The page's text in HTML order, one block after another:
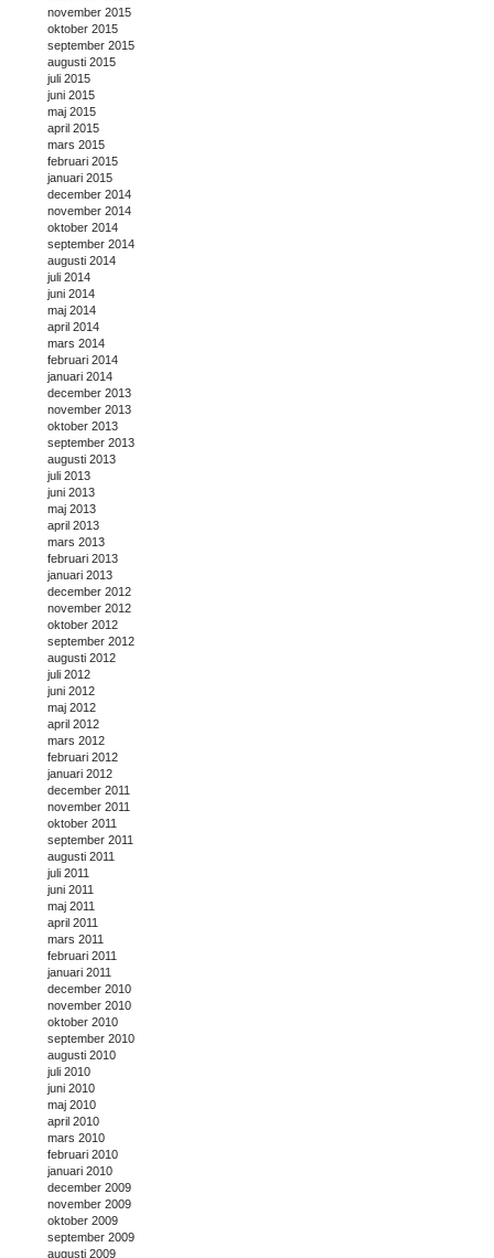
november 2015
oktober 2015
september 2015
augusti 2015
juli 2015
juni 2015
maj 2015
april 2015
mars 2015
februari 2015
januari 2015
december 2014
november 2014
oktober 2014
september 2014
augusti 2014
juli 2014
juni 2014
maj 2014
april 2014
mars 2014
februari 2014
januari 2014
december 2013
november 2013
oktober 2013
september 2013
augusti 2013
juli 2013
juni 2013
maj 2013
april 2013
mars 2013
februari 2013
januari 2013
december 2012
november 2012
oktober 2012
september 2012
augusti 2012
juli 2012
juni 2012
maj 2012
april 2012
mars 2012
februari 2012
januari 2012
december 2011
november 2011
oktober 2011
september 2011
augusti 2011
juli 2011
juni 2011
maj 2011
april 2011
mars 2011
februari 2011
januari 2011
december 2010
november 2010
oktober 2010
september 2010
augusti 2010
juli 2010
juni 2010
maj 2010
april 2010
mars 2010
februari 2010
januari 2010
december 2009
november 2009
oktober 2009
september 2009
augusti 2009